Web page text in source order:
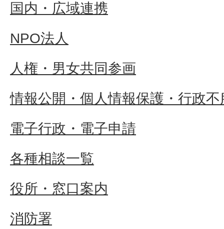
国内・広域連携
NPO法人
人権・男女共同参画
情報公開・個人情報保護・行政不
電子行政・電子申請
各種相談一覧
役所・窓口案内
消防署